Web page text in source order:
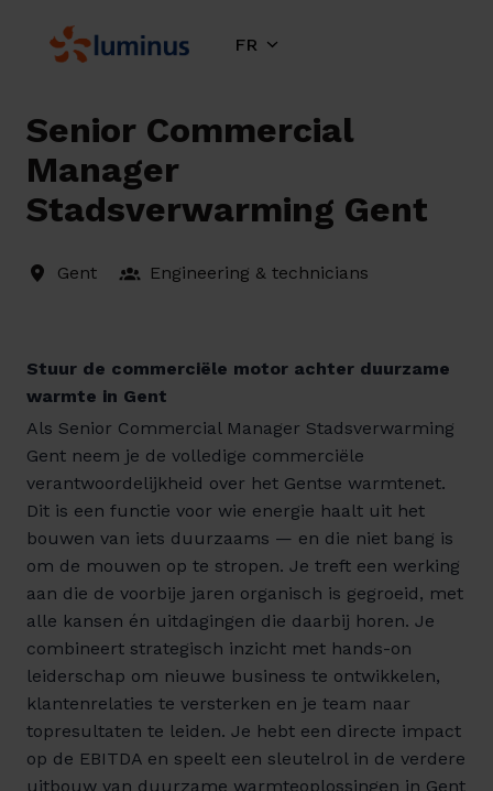
contenu
Page d'accueil FR
Senior Commercial
Manager
Stadsverwarming Gent
Gent Engineering & technicians
Stuur de commerciële motor achter duurzame
warmte in Gent
Als Senior Commercial Manager Stadsverwarming
Gent neem je de volledige commerciële
verantwoordelijkheid over het Gentse warmtenet.
Dit is een functie voor wie energie haalt uit het
bouwen van iets duurzaams — en die niet bang is
om de mouwen op te stropen. Je treft een werking
aan die de voorbije jaren organisch is gegroeid, met
alle kansen én uitdagingen die daarbij horen. Je
combineert strategisch inzicht met hands-on
leiderschap om nieuwe business te ontwikkelen,
klantenrelaties te versterken en je team naar
topresultaten te leiden. Je hebt een directe impact
op de EBITDA en speelt een sleutelrol in de verdere
uitbouw van duurzame warmteoplossingen in Gent